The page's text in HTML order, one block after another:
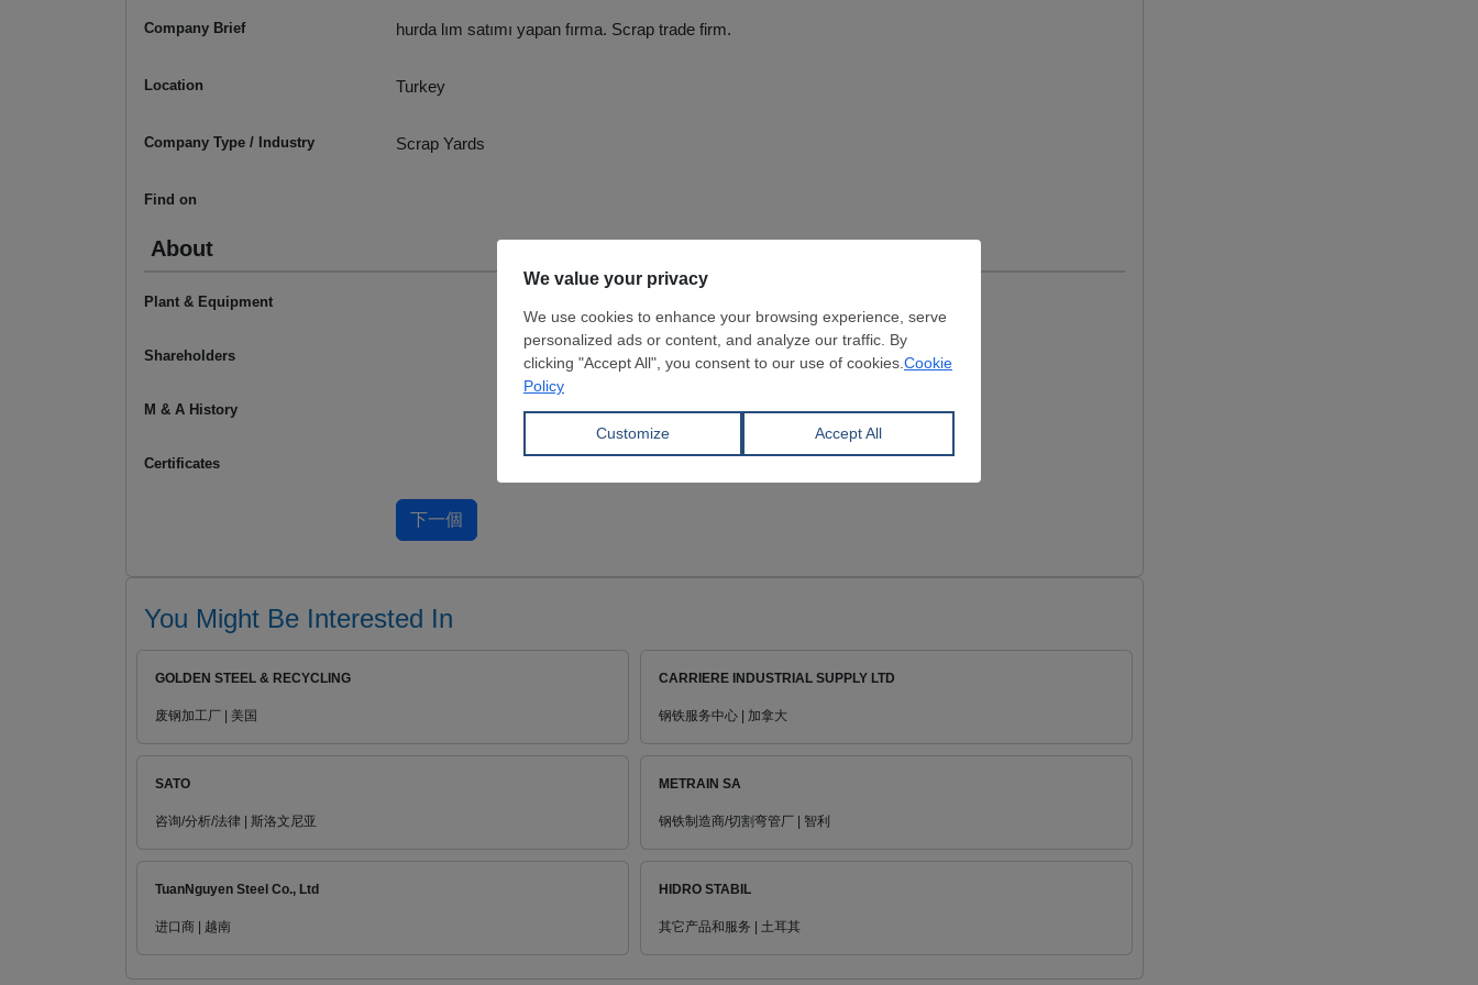
Company Brief hurda lım satımı yapan fırma. Scrap trade firm.
Location Turkey
Company Type / Industry Scrap Yards
Find on
About
Plant & Equipment
Shareholders
M & A History
Certificates
You Might Be Interested In
GOLDEN STEEL & RECYCLING
废钢加工厂 | 美国
CARRIERE INDUSTRIAL SUPPLY LTD
钢铁服务中心 | 加拿大
SATO
咨询/分析/法律 | 斯洛文尼亚
METRAIN SA
钢铁制造商/切割弯管厂 | 智利
TuanNguyen Steel Co., Ltd
进口商 | 越南
HIDRO STABIL
其它产品和服务 | 土耳其